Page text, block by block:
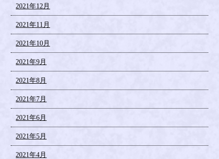
2021年12月
2021年11月
2021年10月
2021年9月
2021年8月
2021年7月
2021年6月
2021年5月
2021年4月